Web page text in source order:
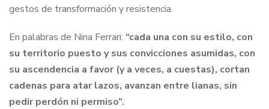
gestos de transformación y resistencia.
En palabras de Nina Ferrari: “cada una con su estilo, con
su territorio puesto y sus convicciones asumidas, con
su ascendencia a favor (y a veces, a cuestas), cortan
cadenas para atar lazos, avanzan entre lianas, sin
pedir perdón ni permiso”.